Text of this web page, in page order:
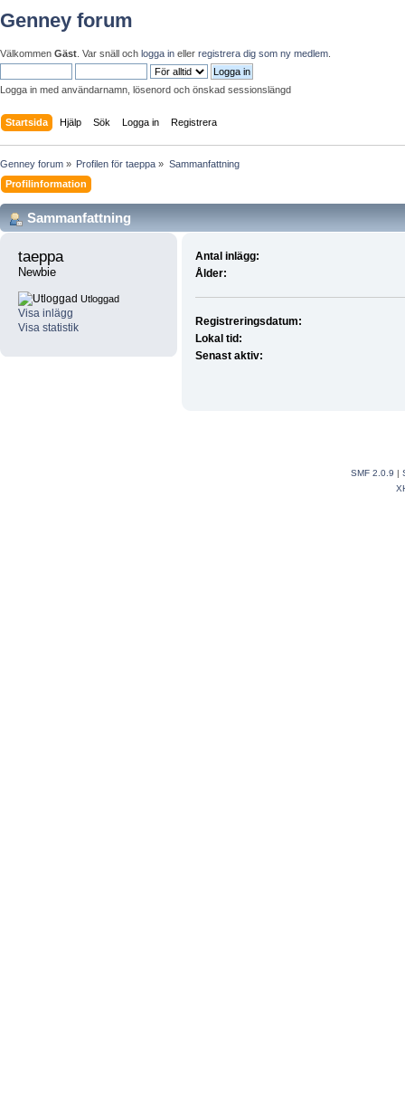
Genney forum
Välkommen Gäst . Var snäll och logga in eller registrera dig som ny medlem
Logga in med användarnamn, lösenord och önskad sessionslängd
Startsida Hjälp Sök Logga in Registrera
Genney forum » Profilen för taeppa » Sammanfattning
Profilinformation
Sammanfattning
taeppa
Newbie
Utloggad
Visa inlägg
Visa statistik
Antal inlägg:
Ålder:
Registreringsdatum:
Lokal tid:
Senast aktiv:
SMF 2.0.9 |